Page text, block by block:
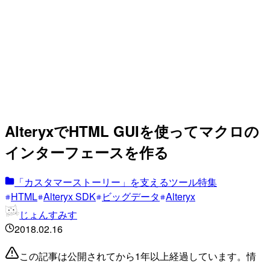
AlteryxでHTML GUIを使ってマクロの
インターフェースを作る
「カスタマーストーリー」を支えるツール特集
HTML Alteryx SDK ビッグデータ Alteryx
じょんすみす
2018.02.16
この記事は公開されてから1年以上経過しています。情